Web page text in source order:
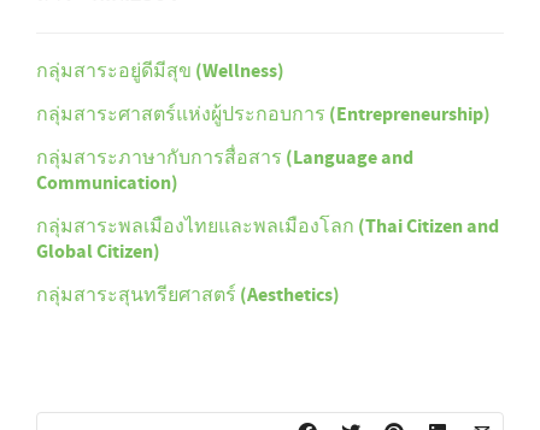
กลุ่มสาระอยู่ดีมีสุข (Wellness)
กลุ่มสาระศาสตร์แห่งผู้ประกอบการ (Entrepreneurship)
กลุ่มสาระภาษากับการสื่อสาร (Language and
Communication)
กลุ่มสาระพลเมืองไทยและพลเมืองโลก (Thai Citizen and
Global Citizen)
กลุ่มสาระสุนทรียศาสตร์ (Aesthetics)